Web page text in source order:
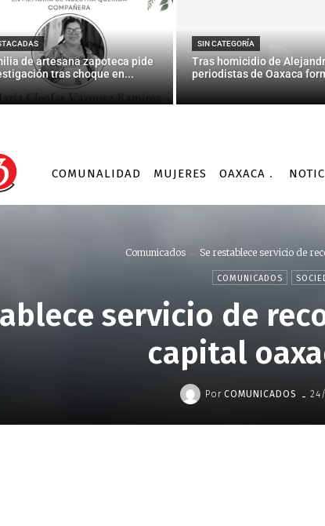
de artesana zapoteca pide
tras choque en...
SIN CATEGORÍA
Tras homicidio de
periodistas de Oaxaca
COMUNALIDAD MUJERES OAXACA
Comunicados Se restablece servicio de
COMUNICADOS
servicio de
capital
Por COMUNICADOS -